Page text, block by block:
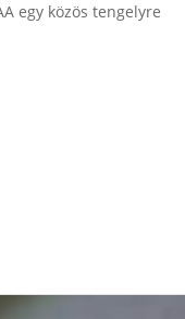
egy közös tengelyre